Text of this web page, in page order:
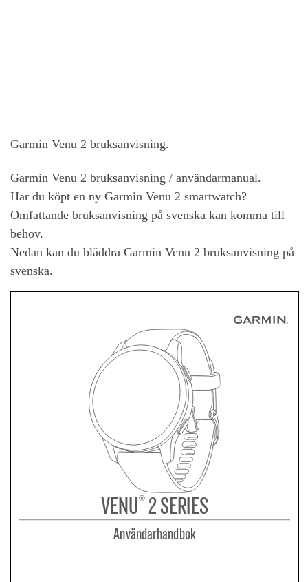
Garmin Venu 2 bruksanvisning.
Garmin Venu 2 bruksanvisning / användarmanual.
Har du köpt en ny Garmin Venu 2 smartwatch?
Omfattande bruksanvisning på svenska kan komma till
behov.
Nedan kan du bläddra Garmin Venu 2 bruksanvisning på
svenska.